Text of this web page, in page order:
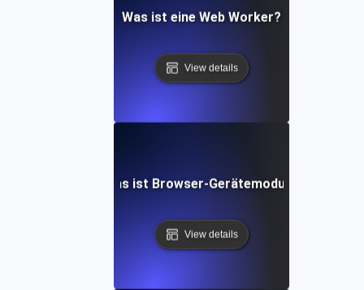
Was ist eine Web Worker?
View details
Was ist Browser-Gerätemodus?
View details